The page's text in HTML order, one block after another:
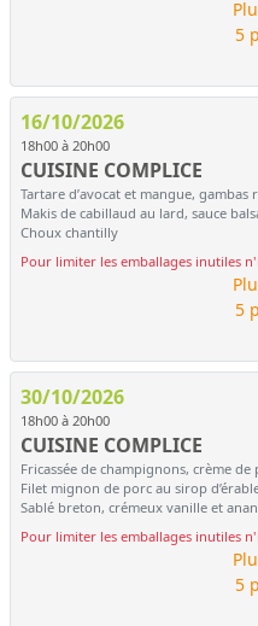
5
16/10/2026
18h00 à 20h00
CUISINE COMPLICE
Tartare d’avocat et mangue, gambas
Makis de cabillaud au lard, sauce
Choux chantilly
Pour limiter les emballages inutiles
5
30/10/2026
18h00 à 20h00
CUISINE COMPLICE
Fricassée de champignons, crème
Filet mignon de porc au sirop
Sablé breton, crémeux vanille et
Pour limiter les emballages inutiles
5